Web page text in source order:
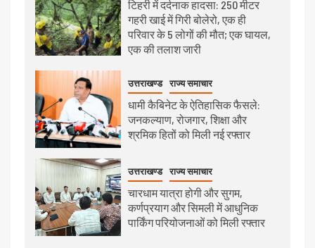
टिहरी में दर्दनाक हादसा: 250 मीटर
गहरी खाई में गिरी बोलेरो, एक ही
परिवार के 5 लोगों की मौत; एक घायल,
एक की तलाश जारी
उत्तराखण्ड राज्य समाचार
धामी कैबिनेट के ऐतिहासिक फैसले:
जनकल्याण, रोजगार, शिक्षा और
श्रमिक हितों को मिली नई रफ्तार
उत्तराखण्ड राज्य समाचार
चारधाम यात्रा होगी और सुगम,
कर्णप्रयाग और सिमली में आधुनिक
पार्किंग परियोजनाओं को मिली रफ्तार